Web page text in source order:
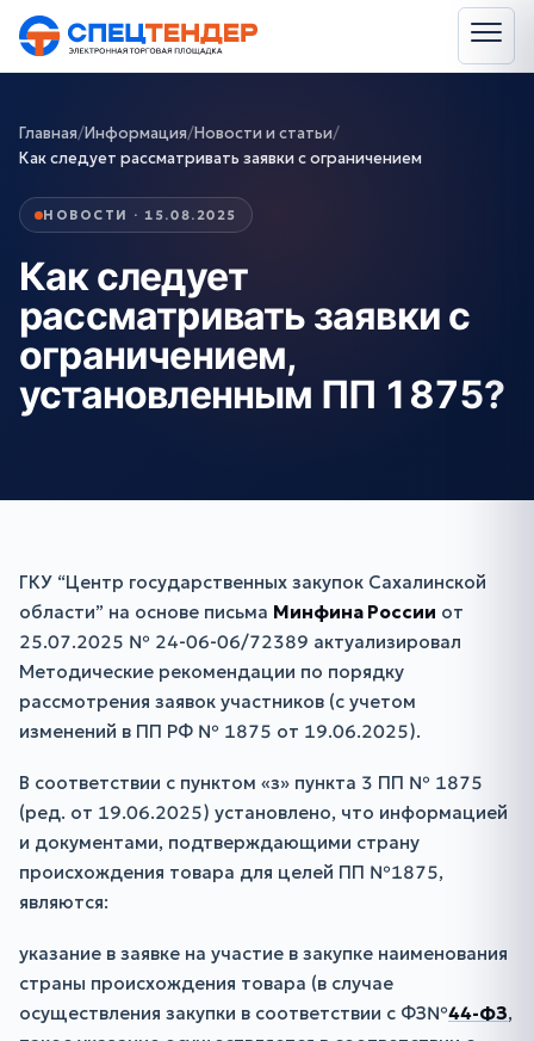
Главная/Информация/Новости и статьи/
Как следует рассматривать заявки с ограничением
НОВОСТИ · 15.08.2025
Как следует
рассматривать заявки с
ограничением,
установленным ПП 1875?
ГКУ “Центр государственных закупок Сахалинской
области” на основе письма Минфина России от
25.07.2025 № 24-06-06/72389 актуализировал
Методические рекомендации по порядку
рассмотрения заявок участников (с учетом
изменений в ПП РФ № 1875 от 19.06.2025).
В соответствии с пунктом «з» пункта 3 ПП № 1875
(ред. от 19.06.2025) установлено, что информацией
и документами, подтверждающими страну
происхождения товара для целей ПП №1875,
являются:
указание в заявке на участие в закупке наименования
страны происхождения товара (в случае
осуществления закупки в соответствии с ФЗ№44-ФЗ,